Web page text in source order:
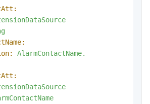
AlarmContactName.